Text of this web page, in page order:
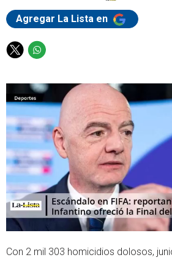
Agregar La Lista en
T
i
t
t
e
r
W
a
t
s
a
p
p
Con 2 mil 303 homicidios dolosos,